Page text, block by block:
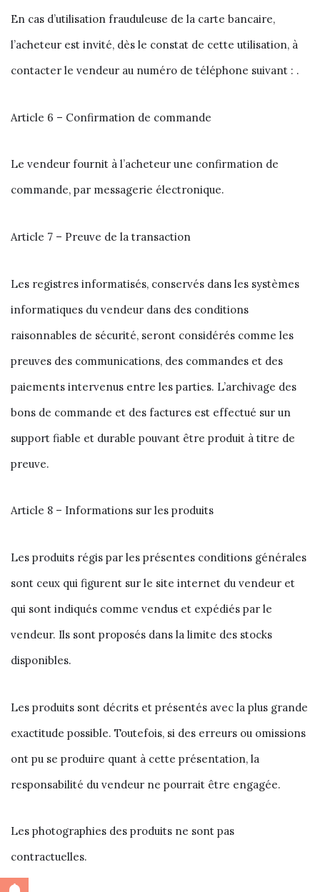
En cas d’utilisation frauduleuse de la carte bancaire,
l’acheteur est invité, dès le constat de cette utilisation, à
contacter le vendeur au numéro de téléphone suivant : .
Article 6 – Confirmation de commande
Le vendeur fournit à l’acheteur une confirmation de
commande, par messagerie électronique.
Article 7 – Preuve de la transaction
Les registres informatisés, conservés dans les systèmes
informatiques du vendeur dans des conditions
raisonnables de sécurité, seront considérés comme les
preuves des communications, des commandes et des
paiements intervenus entre les parties. L’archivage des
bons de commande et des factures est effectué sur un
support fiable et durable pouvant être produit à titre de
preuve.
Article 8 – Informations sur les produits
Les produits régis par les présentes conditions générales
sont ceux qui figurent sur le site internet du vendeur et
qui sont indiqués comme vendus et expédiés par le
vendeur. Ils sont proposés dans la limite des stocks
disponibles.
Les produits sont décrits et présentés avec la plus grande
exactitude possible. Toutefois, si des erreurs ou omissions
ont pu se produire quant à cette présentation, la
responsabilité du vendeur ne pourrait être engagée.
Les photographies des produits ne sont pas
contractuelles.